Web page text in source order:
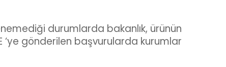
durumlarda bakanlık, ürünün
‘ye gönderilen başvurularda kurumlar